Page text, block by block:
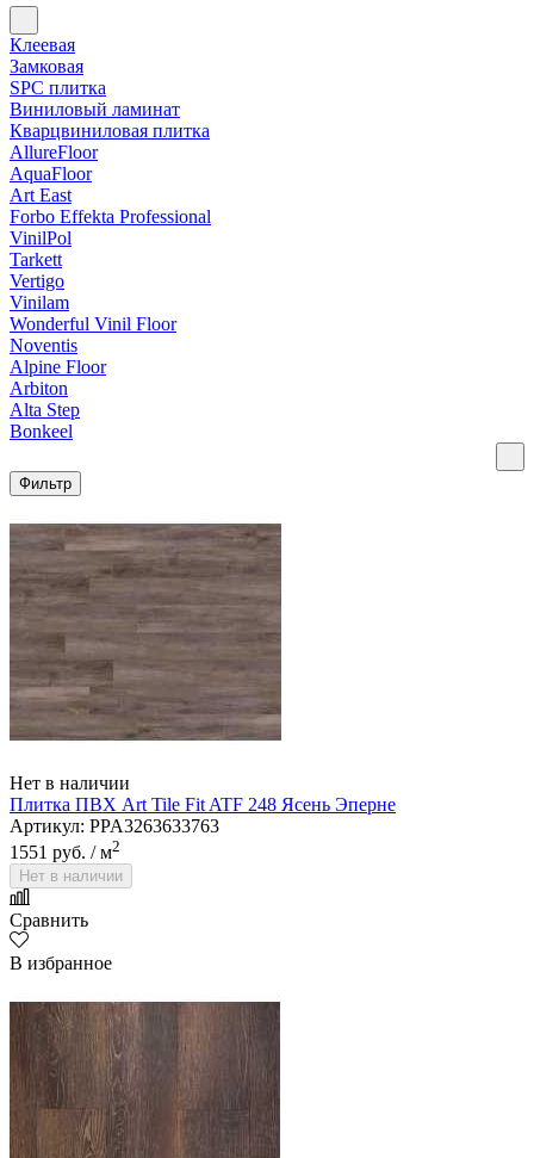
Клеевая
Замковая
SPC плитка
Виниловый ламинат
Кварцвиниловая плитка
AllureFloor
AquaFloor
Art East
Forbo Effekta Professional
VinilPol
Tarkett
Vertigo
Vinilam
Wonderful Vinil Floor
Noventis
Alpine Floor
Arbiton
Alta Step
Bonkeel
Фильтр
Нет в наличии
Плитка ПВХ Art Tile Fit ATF 248 Ясень Эперне
Артикул: PPA3263633763
1551 руб. / м2
Нет в наличии
Сравнить
В избранное